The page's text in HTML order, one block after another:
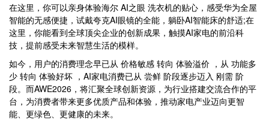
在这里，你可以亲身体验海尔 AI之眼 洗衣机的贴心，感受华为全屋
智能的无感便捷，试戴夸克AI眼镜的全能，躺卧AI智能床的舒适;在
这里，你能看到全球顶尖企业的创新成果，触摸AI家电的前沿科
技，提前感受未来智慧生活的模样。
如今，用户的消费理念早已从 价格敏感 转向 体验溢价 ，从 功能多
少 转向 体验好坏 ，AI家电消费已从 尝鲜 阶段逐步迈入 刚需 阶
段。而AWE2026，将汇聚全球创新资源，为行业搭建交流合作的平
台，为消费者带来更多优质产品和体验，推动家电产业迈向更智
能、更绿色、更健康的未来。